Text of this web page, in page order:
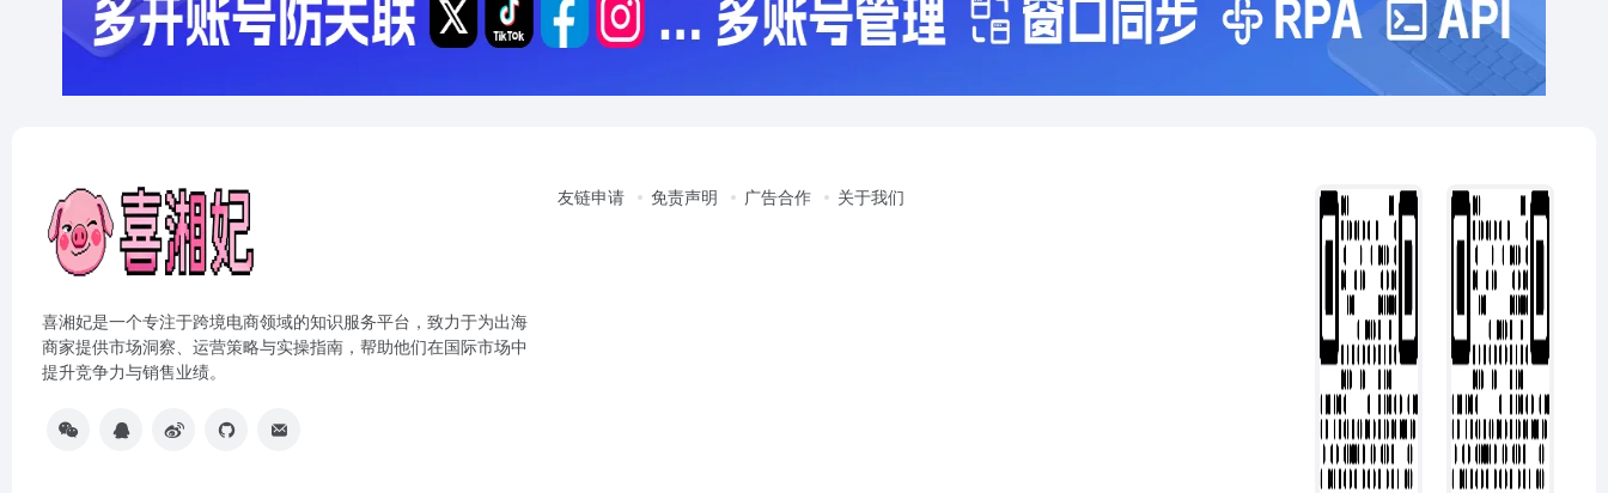
喜湘妃是一个专注于跨境电商领域的知识服务平台，致力于为出海
商家提供市场洞察、运营策略与实操指南，帮助他们在国际市场中
提升竞争力与销售业绩。
友链申请 免责声明 广告合作 关于我们